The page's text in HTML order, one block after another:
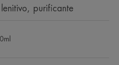
purificante